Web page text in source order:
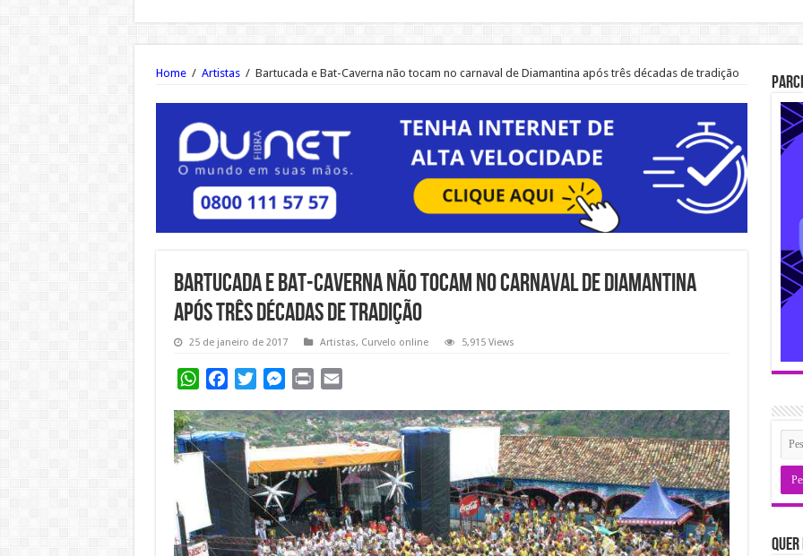
Home / Artistas / Bartucada e Bat-Caverna não tocam no carnaval de Diamantina após três décadas de tradição
Bartucada e Bat-Caverna não tocam no carnaval de Diamantina
após três décadas de tradição
25 de janeiro de 2017 Artistas, Curvelo online 5,915 Views
WhatsAppFacebookTwitterMessenger
Print